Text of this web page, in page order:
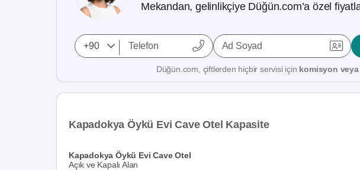
Mekandan, gelinlikçiye Düğün.com’a özel
Ad Soyad
Düğün.com, çiftlerden hiçbir servisi için komisyon veya
Kapadokya Öykü Evi Cave Otel Kapasite
Kapadokya Öykü Evi Cave Otel
Açık ve Kapalı Alan